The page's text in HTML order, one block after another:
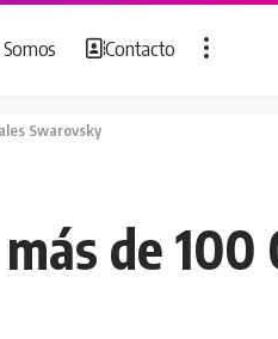
Contacto
Swarovsky
de